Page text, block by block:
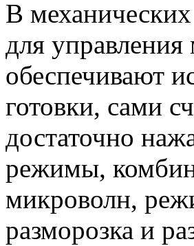
В
для
обеспечивают
готовки, сами
достаточно
режимы,
микроволн,
разморозка и